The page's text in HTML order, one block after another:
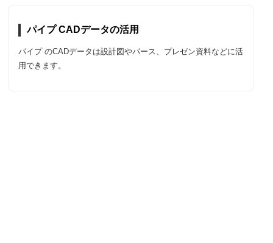
パイプ CADデータの活用
パイプ のCADデータは設計図やパース、プレゼン資料などに活
用できます。